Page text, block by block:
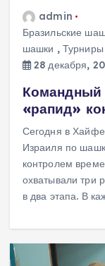
admin
Бразильские
шашки , Турниры
28 декабря,
Командный
«рапид»
Сегодня в
Израиля по
контролем
охватывали три
в два этапа. В